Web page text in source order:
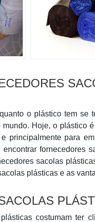
o plástico tem
Hoje, o plástico
principalmente para
fornecedores
sacolas
plásticas e as
costumam ter